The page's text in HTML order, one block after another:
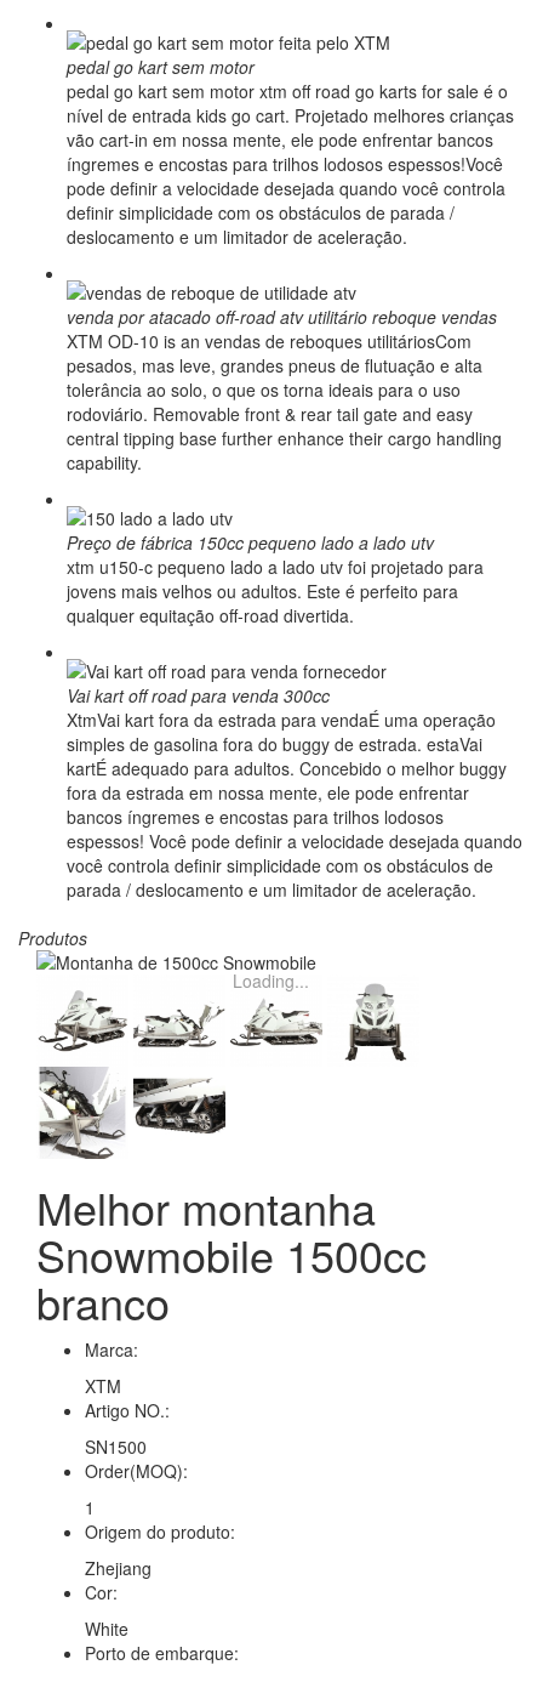
pedal go kart sem motor
pedal go kart sem motor xtm off road go karts for sale é o
nível de entrada kids go cart. Projetado melhores crianças
vão cart-in em nossa mente, ele pode enfrentar bancos
íngremes e encostas para trilhos lodosos espessos!Você
pode definir a velocidade desejada quando você controla
definir simplicidade com os obstáculos de parada /
deslocamento e um limitador de aceleração.
venda por atacado off-road atv utilitário reboque vendas
XTM OD-10 is an vendas de reboques utilitáriosCom
pesados, mas leve, grandes pneus de flutuação e alta
tolerância ao solo, o que os torna ideais para o uso
rodoviário. Removable front & rear tail gate and easy
central tipping base further enhance their cargo handling
capability.
Preço de fábrica 150cc pequeno lado a lado utv
xtm u150-c pequeno lado a lado utv foi projetado para
jovens mais velhos ou adultos. Este é perfeito para
qualquer equitação off-road divertida.
Vai kart off road para venda 300cc
XtmVai kart fora da estrada para vendaÉ uma operação
simples de gasolina fora do buggy de estrada. estaVai
kartÉ adequado para adultos. Concebido o melhor buggy
fora da estrada em nossa mente, ele pode enfrentar
bancos íngremes e encostas para trilhos lodosos
espessos! Você pode definir a velocidade desejada quando
você controla definir simplicidade com os obstáculos de
parada / deslocamento e um limitador de aceleração.
Produtos
Loading...
Melhor montanha
Snowmobile 1500cc
branco
Marca:
XTM
Artigo NO.:
SN1500
Order(MOQ):
1
Origem do produto:
Zhejiang
Cor:
White
Porto de embarque: